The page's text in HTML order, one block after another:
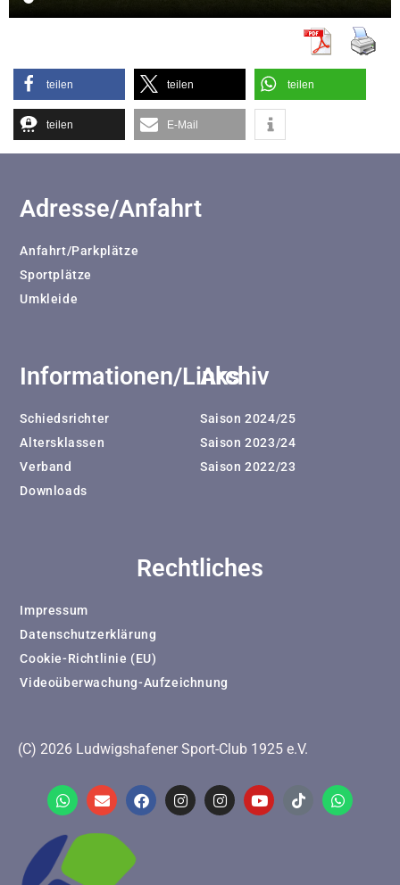
teilen teilen teilen
teilen E-Mail
Adresse/Anfahrt
Anfahrt/Parkplätze
Sportplätze
Umkleide
Informationen/Links
Schiedsrichter
Altersklassen
Verband
Downloads
Archiv
Saison 2024/25
Saison 2023/24
Saison 2022/23
Rechtliches
Impressum
Datenschutzerklärung
Cookie-Richtlinie (EU)
Videoüberwachung-Aufzeichnung
(C) 2026 Ludwigshafener Sport-Club 1925 e.V.